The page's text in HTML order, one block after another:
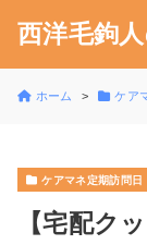
西洋毛鉤
ホーム ケア
ケアマネ定期訪問日
【宅配ク